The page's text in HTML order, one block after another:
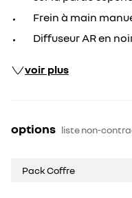
Frein à main
Diffuseur AR en
voir plus
options liste non-
Pack Coffre